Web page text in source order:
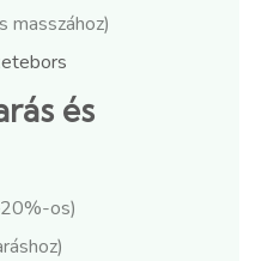
masszához)
és
os)